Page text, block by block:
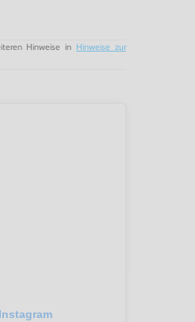
Hinweise in Hinweise zur